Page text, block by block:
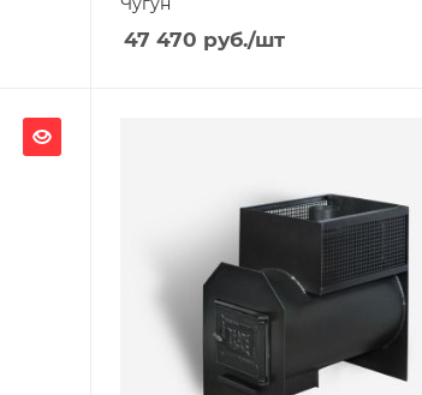
47 470 руб./шт
Материал изготовления
Сталь
Вид топлива